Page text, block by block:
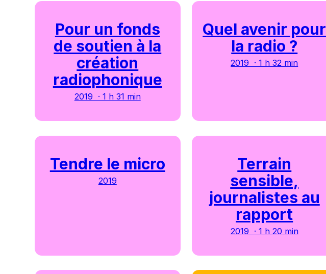
Pour un fonds
de soutien à la
création
radiophonique
2019 · 1 h 31 min
Quel avenir pour
la radio ?
2019 · 1 h 32 min
Tendre le micro
2019
Terrain
sensible,
journalistes au
rapport
2019 · 1 h 20 min